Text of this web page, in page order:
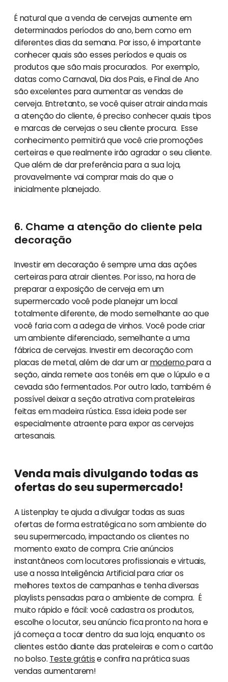
É natural que a venda de cervejas aumente em
determinados períodos do ano, bem como em
diferentes dias da semana. Por isso, é importante
conhecer quais são esses períodos e quais os
produtos que são mais procurados. Por exemplo,
datas como Carnaval, Dia dos Pais, e Final de Ano
são excelentes para aumentar as vendas de
cerveja. Entretanto, se você quiser atrair ainda mais
a atenção do cliente, é preciso conhecer quais tipos
e marcas de cervejas o seu cliente procura. Esse
conhecimento permitirá que você crie promoções
certeiras e que realmente irão agradar o seu cliente.
Que além de dar preferência para a sua loja,
provavelmente vai comprar mais do que o
inicialmente planejado.
6. Chame a atenção do cliente pela
decoração
Investir em decoração é sempre uma das ações
certeiras para atrair clientes. Por isso, na hora de
preparar a exposição de cerveja em um
supermercado você pode planejar um local
totalmente diferente, de modo semelhante ao que
você faria com a adega de vinhos. Você pode criar
um ambiente diferenciado, semelhante a uma
fábrica de cervejas. Investir em decoração com
placas de metal, além de dar um armodernopara a
seção, ainda remete aos tonéis em que o lúpulo e a
cevada são fermentados. Por outro lado, também é
possível deixar a seção atrativa com prateleiras
feitas em madeira rústica. Essa ideia pode ser
especialmente atraente para expor as cervejas
artesanais.
Venda mais divulgando todas as
ofertas do seu supermercado!
A Listenplay te ajuda a divulgar todas as suas
ofertas de forma estratégica no som ambiente do
seu supermercado, impactando os clientes no
momento exato de compra. Crie anúncios
instantâneos com locutores profissionais e virtuais,
use a nossa Inteligência Artificial para criar os
melhores textos de campanhas e tenha diversas
playlists pensadas para o ambiente de compra. É
muito rápido e fácil: você cadastra os produtos,
escolhe o locutor, seu anúncio fica pronto na hora e
já começa a tocar dentro da sua loja, enquanto os
clientes estão diante das prateleiras e com o cartão
no bolso. Teste grátise confira na prática suas
vendas aumentarem!